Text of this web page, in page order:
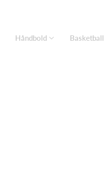
Håndbold Basketball